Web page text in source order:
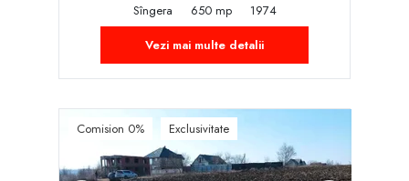
Sîngera
650 mp
1974
Vezi mai multe detalii
Comision 0% Exclusivitate